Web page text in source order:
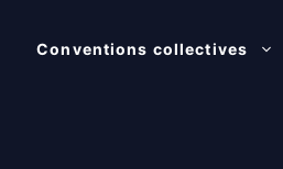
Conventions collectives